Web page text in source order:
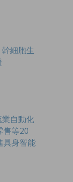
細胞生
自動化
售等20
具身智能